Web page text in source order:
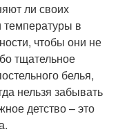
ли своих
температуры в
чтобы они не
тщательное
белья,
нельзя забывать
детство – это